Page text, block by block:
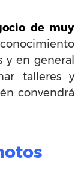
de muy
y en general
talleres y
convendrá